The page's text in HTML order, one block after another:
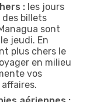
: les jours
billets
sont
jeudi. En
plus chers le
en milieu
vos